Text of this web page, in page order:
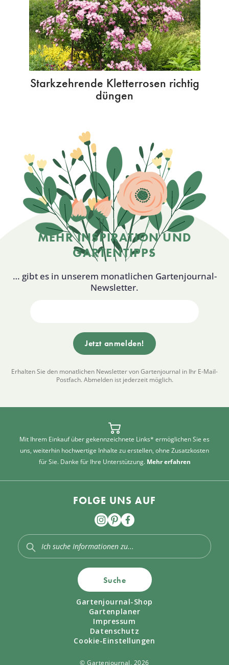
Starkzehrende Kletterrosen richtig
düngen
MEHR INSPIRATION UND
GARTENTIPPS
… gibt es in unserem monatlichen Gartenjournal-
Newsletter.
Erhalten Sie den monatlichen Newsletter von Gartenjournal in Ihr E-Mail-
Postfach. Abmelden ist jederzeit möglich.
Mit Ihrem Einkauf über gekennzeichnete Links* ermöglichen Sie es
uns, weiterhin hochwertige Inhalte zu erstellen, ohne Zusatzkosten
für Sie. Danke für Ihre Unterstützung. Mehr erfahren
FOLGE UNS AUF
Suche
Gartenjournal-Shop
Gartenplaner
Impressum
Datenschutz
Cookie-Einstellungen
© Gartenjournal, 2026